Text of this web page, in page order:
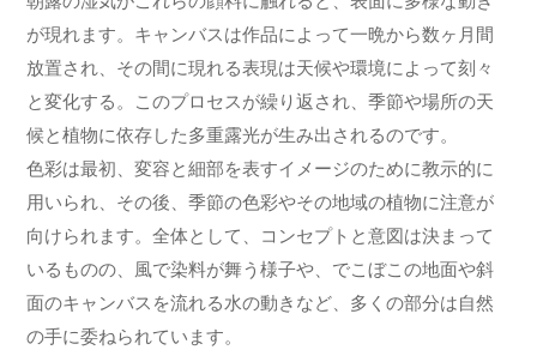
が現れます。キャンバスは作品によって一晩から数ヶ月間
放置され、その間に現れる表現は天候や環境によって刻々
と変化する。このプロセスが繰り返され、季節や場所の天
候と植物に依存した多重露光が生み出されるのです。
色彩は最初、変容と細部を表すイメージのために教示的に
用いられ、その後、季節の色彩やその地域の植物に注意が
向けられます。全体として、コンセプトと意図は決まって
いるものの、風で染料が舞う様子や、でこぼこの地面や斜
面のキャンバスを流れる水の動きなど、多くの部分は自然
の手に委ねられています。